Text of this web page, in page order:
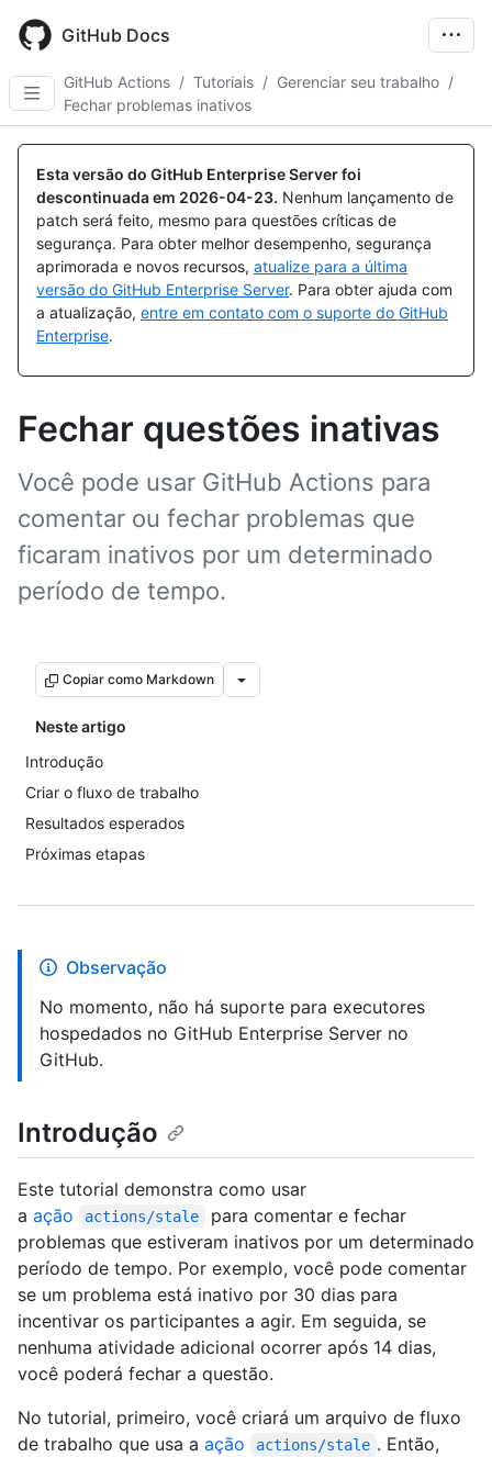
main
content
GitHub Docs
GitHub Actions / Tutoriais / Gerenciar seu trabalho /
Fechar problemas inativos
Esta versão do GitHub Enterprise Server foi
descontinuada em 2026-04-23. Nenhum lançamento de
patch será feito, mesmo para questões críticas de
segurança. Para obter melhor desempenho, segurança
aprimorada e novos recursos, atualize para a última
versão do GitHub Enterprise Server. Para obter ajuda com
a atualização, entre em contato com o suporte do GitHub
Enterprise.
Fechar questões inativas
Você pode usar GitHub Actions para
comentar ou fechar problemas que
ficaram inativos por um determinado
período de tempo.
Copiar como Markdown
Neste artigo
Introdução
Criar o fluxo de trabalho
Resultados esperados
Próximas etapas
Observação
No momento, não há suporte para executores
hospedados no GitHub Enterprise Server no
GitHub.
Introdução
Este tutorial demonstra como usar
a ação actions/stale
para comentar e fechar
problemas que estiveram inativos por um determinado
período de tempo. Por exemplo, você pode comentar
se um problema está inativo por 30 dias para
incentivar os participantes a agir. Em seguida, se
nenhuma atividade adicional ocorrer após 14 dias,
você poderá fechar a questão.
No tutorial, primeiro, você criará um arquivo de fluxo
de trabalho que usa a ação actions/stale . Então,